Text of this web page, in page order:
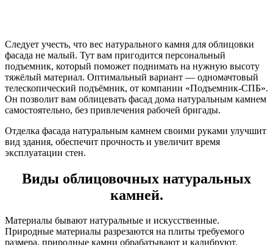
Следует учесть, что вес натурального камня для облицовки
фасада не малый. Тут вам пригодится персональный
подъемник, который поможет поднимать на нужную высоту
тяжёлый материал. Оптимальный вариант — одномачтовый
телескопический подъёмник, от компании «Подъемник-СПБ».
Он позволит вам облицевать фасад дома натуральным камнем
самостоятельно, без привлечения рабочей бригады.
Отделка фасада натуральным камнем своими руками улучшит
вид здания, обеспечит прочность и увеличит время
эксплуатации стен.
Виды облицовочных натуральных
камней.
Материалы бывают натуральные и искусственные.
Природные материалы разрезаются на плиты требуемого
размера, природные камни обрабатывают и калибруют.